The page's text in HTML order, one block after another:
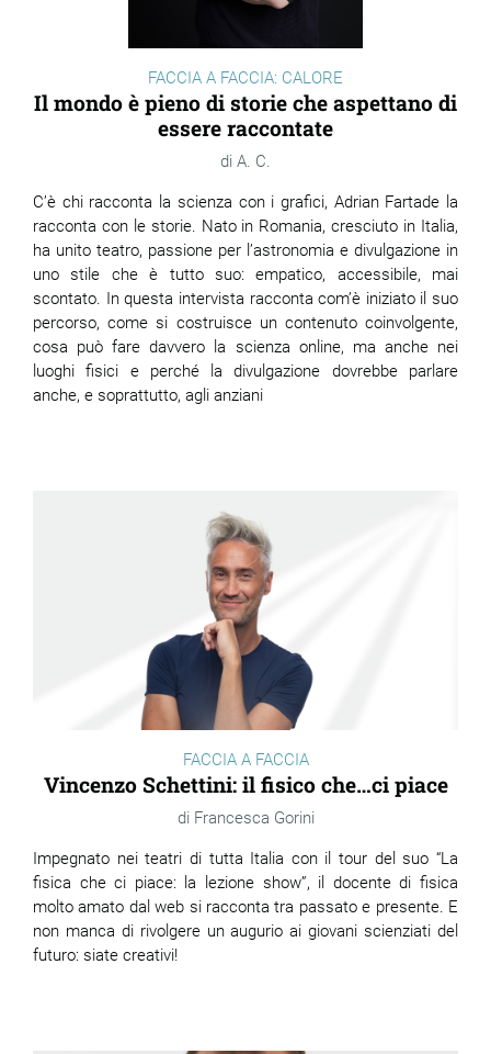
FACCIA A FACCIA: CALORE
Il mondo è pieno di storie che aspettano di
essere raccontate
A. C.
C’è chi racconta la scienza con i grafici, Adrian Fartade la
racconta con le storie. Nato in Romania, cresciuto in Italia,
ha unito teatro, passione per l’astronomia e divulgazione in
uno stile che è tutto suo: empatico, accessibile, mai
scontato. In questa intervista racconta com’è iniziato il suo
percorso, come si costruisce un contenuto coinvolgente,
cosa può fare davvero la scienza online, ma anche nei
luoghi fisici e perché la divulgazione dovrebbe parlare
anche, e soprattutto, agli anziani
FACCIA A FACCIA
Vincenzo Schettini: il fisico che…ci piace
Francesca Gorini
Impegnato nei teatri di tutta Italia con il tour del suo “La
fisica che ci piace: la lezione show”, il docente di fisica
molto amato dal web si racconta tra passato e presente. E
non manca di rivolgere un augurio ai giovani scienziati del
futuro: siate creativi!